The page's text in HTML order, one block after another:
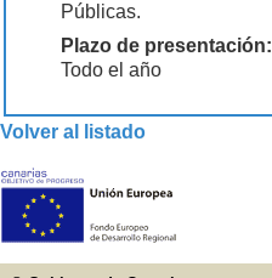
Públicas.
Plazo de presentación:
Todo el año
Volver al listado